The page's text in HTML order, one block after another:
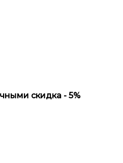
скидка - 5%